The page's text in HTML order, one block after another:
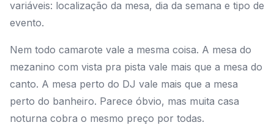
variáveis: localização da mesa, dia da semana e tipo de
evento.
Nem todo camarote vale a mesma coisa. A mesa do
mezanino com vista pra pista vale mais que a mesa do
canto. A mesa perto do DJ vale mais que a mesa
perto do banheiro. Parece óbvio, mas muita casa
noturna cobra o mesmo preço por todas.